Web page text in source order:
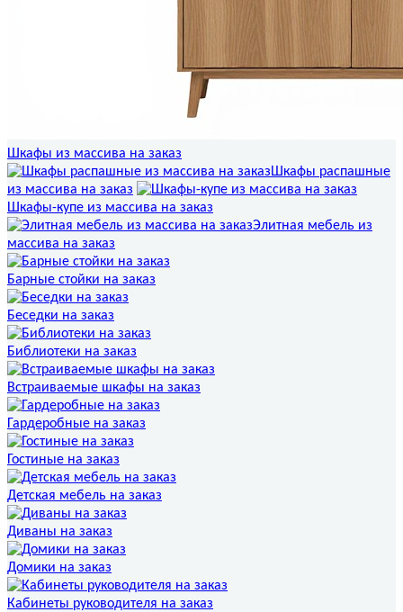
Шкафы из массива на заказ
Шкафы распашные
из массива на заказ
Шкафы-купе из массива на заказ
Элитная мебель из
массива на заказ
Барные стойки на заказ
Беседки на заказ
Библиотеки на заказ
Встраиваемые шкафы на заказ
Гардеробные на заказ
Гостиные на заказ
Детская мебель на заказ
Диваны на заказ
Домики на заказ
Кабинеты руководителя на заказ